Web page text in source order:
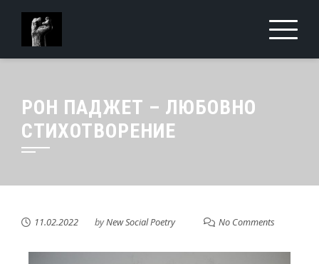
РОН ПАДЖЕТ – ЛЮБОВНО
СТИХОТВОРЕНИЕ
11.02.2022 byNew Social Poetry No Comments